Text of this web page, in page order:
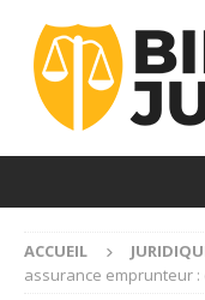
ACCUEIL
assurance emprunteur :